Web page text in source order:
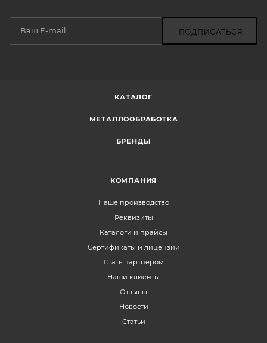
ПОДПИСАТЬСЯ
КАТАЛОГ
МЕТАЛЛООБРАБОТКА
БРЕНДЫ
КОМПАНИЯ
Наше производство
Реквизиты
Каталоги и прайсы
Сертификаты и лицензии
Стать партнером
Наши клиенты
Отзывы
Новости
Статьи